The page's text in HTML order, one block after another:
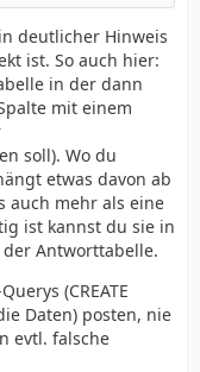
deutlicher Hinweis
ist. So auch hier:
in der dann
mit einem
soll). Wo du
etwas davon ab
auch mehr als eine
ist kannst du sie in
Antworttabelle.
(CREATE
Daten) posten, nie
evtl. falsche